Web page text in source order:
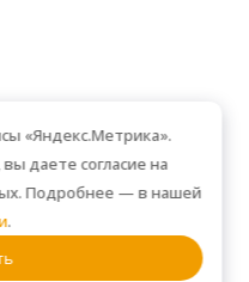
«Яндекс.Метрика».
даете согласие на
Подробнее — в нашей
.